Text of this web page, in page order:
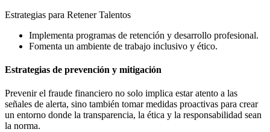
Estrategias para Retener Talentos
Implementa programas de retención y desarrollo profesional.
Fomenta un ambiente de trabajo inclusivo y ético.
Estrategias de prevención y mitigación
Prevenir el fraude financiero no solo implica estar atento a las
señales de alerta, sino también tomar medidas proactivas para crear
un entorno donde la transparencia, la ética y la responsabilidad sean
la norma.